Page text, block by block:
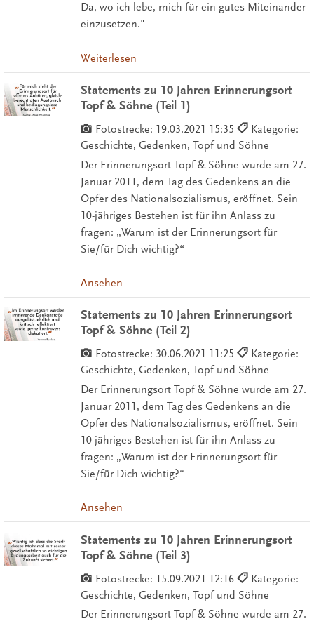
Da, wo ich lebe, mich für ein gutes Miteinander
einzusetzen."
Weiterlesen
Statements zu 10 Jahren Erinnerungsort
Topf & Söhne (Teil 1)
Fotostrecke: 19.03.2021 15:35
Kategorie:
Geschichte, Gedenken, Topf und Söhne
Der Erinnerungsort Topf & Söhne wurde am 27.
Januar 2011, dem Tag des Gedenkens an die
Opfer des Nationalsozialismus, eröffnet. Sein
10-jähriges Bestehen ist für ihn Anlass zu
fragen: „Warum ist der Erinnerungsort für
Sie/für Dich wichtig?“
Ansehen
Statements zu 10 Jahren Erinnerungsort
Topf & Söhne (Teil 2)
Fotostrecke: 30.06.2021 11:25
Kategorie:
Geschichte, Gedenken, Topf und Söhne
Der Erinnerungsort Topf & Söhne wurde am 27.
Januar 2011, dem Tag des Gedenkens an die
Opfer des Nationalsozialismus, eröffnet. Sein
10-jähriges Bestehen ist für ihn Anlass zu
fragen: „Warum ist der Erinnerungsort für
Sie/für Dich wichtig?“
Ansehen
Statements zu 10 Jahren Erinnerungsort
Topf & Söhne (Teil 3)
Fotostrecke: 15.09.2021 12:16
Kategorie:
Geschichte, Gedenken, Topf und Söhne
Der Erinnerungsort Topf & Söhne wurde am 27.